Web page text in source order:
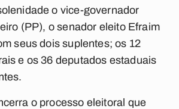
o vice-governador
(PP), o senador eleito Efraim
seus dois suplentes; os 12
e os 36 deputados estaduais
o processo eleitoral que